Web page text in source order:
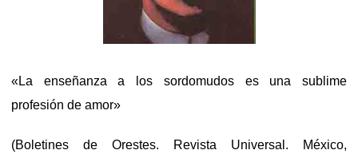
«La enseñanza a los sordomudos es una sublime
profesión de amor»
(Boletines de Orestes. Revista Universal. México,